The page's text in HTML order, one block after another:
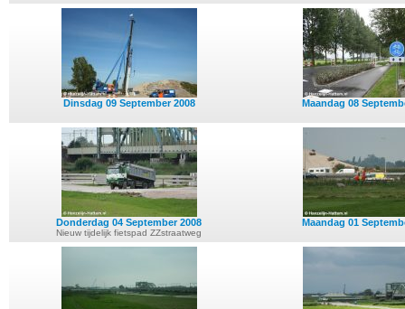
Dinsdag 09 September 2008 Maandag 08
Donderdag 04 September 2008
Nieuw tijdelijk fietspad ZZstraatweg
Maandag 01